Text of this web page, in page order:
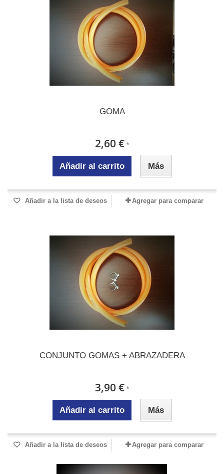
GOMA
2,60 € *
Añadir al carrito Más
Añadir a la lista de deseos Agregar para comparar
CONJUNTO GOMAS + ABRAZADERA
3,90 € *
Añadir al carrito Más
Añadir a la lista de deseos Agregar para comparar